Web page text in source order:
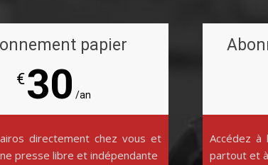
papier
€30 /an
directement chez vous et
presse libre et indépendante
Accédez à
partout et